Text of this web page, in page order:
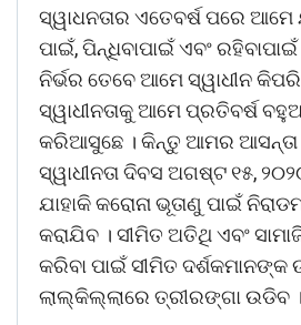
ସ୍ୱାଧନତାର ଏତେବର୍ଷ ପରେ ଆମେ
ପାଇଁ, ପିନ୍ଧିବାପାଇଁ ଏବଂ
ନିର୍ଭର ତେବେ ଆମେ ସ୍ୱାଧୀନ
ସ୍ୱାଧୀନତାକୁ ଆମେ ପ୍ରତିବର୍ଷ
କରିଆସୁଛେ । କିନ୍ତୁ ଆମର
ସ୍ୱାଧୀନତା ଦିବସ ଅଗଷ୍ଟ ୧୫,
ଯାହାକି କରୋନା ଭୂତାଣୁ ପାଇଁ
କରାଯିବ । ସୀମିତ ଅତିଥି ଏବଂ
କରିବା ପାଇଁ ସୀମିତ
ଲାଲ୍କିଲ୍ଲାରେ ତ୍ରୀରଙ୍ଗା ଉଡିବ ।